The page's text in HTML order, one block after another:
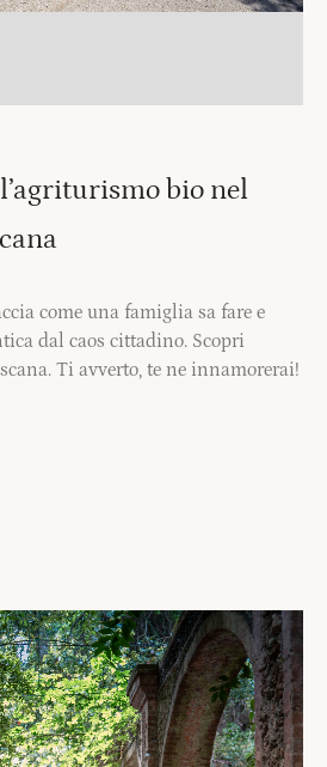
bio nel
come una famiglia sa fare e
dal caos cittadino. Scopri
Ti avverto, te ne innamorerai!